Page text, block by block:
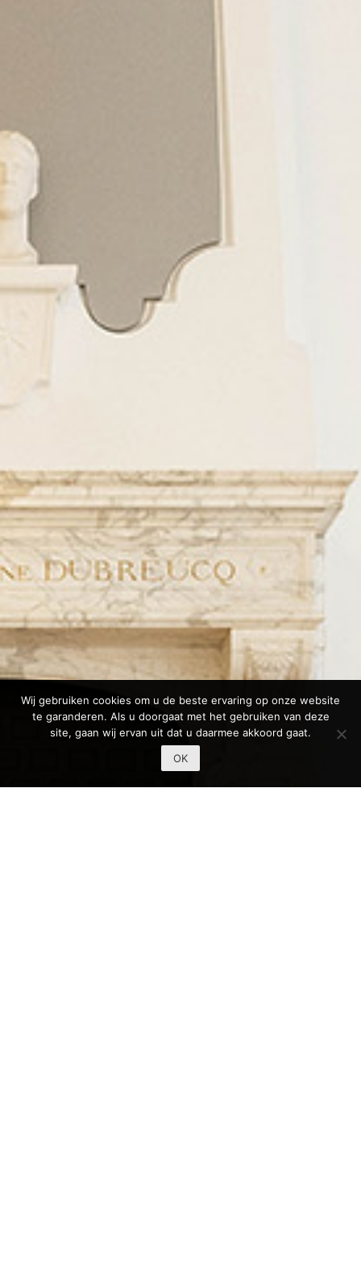
Wij gebruiken cookies om u de beste ervaring op onze website
te garanderen. Als u doorgaat met het gebruiken van deze
site, gaan wij ervan uit dat u daarmee akkoord gaat.
OK